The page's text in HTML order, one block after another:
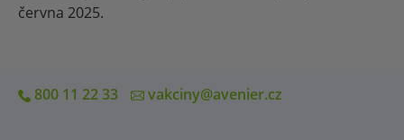
června 2025.
800 11 22 33 vakciny@avenier.cz